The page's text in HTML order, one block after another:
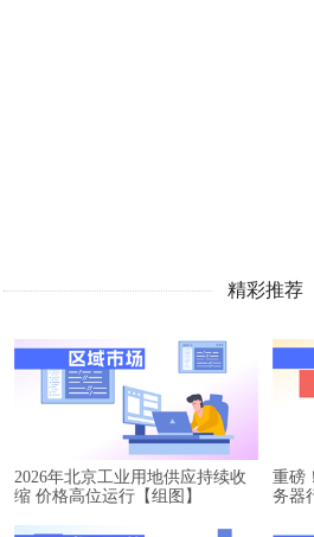
精彩推荐
2026年北京工业用地供应持续收
缩 价格高位运行【组图】
重磅
务器